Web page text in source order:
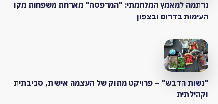
נרתמה למאמץ המלחמתי: "המרפסת" מארחת משפחות מקו
העימות בדרום ובצפון
"נשות הדבש" – פרויקט מתוק של העצמה אישית, סביבתית
וקהילתית